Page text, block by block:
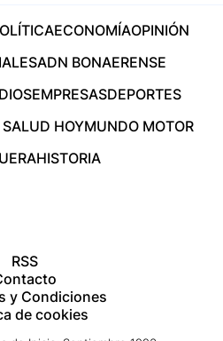
ECONOMÍAOPINIÓN
ADN BONAERENSE
EMPRESASDEPORTES
HOYMUNDO MOTOR
HISTORIA
RSS
y Condiciones
de cookies